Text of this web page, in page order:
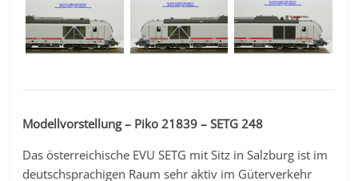
Modellvorstellung – Piko 21839 – SETG 248
Das österreichische EVU SETG mit Sitz in Salzburg ist im
deutschsprachigen Raum sehr aktiv im Güterverkehr